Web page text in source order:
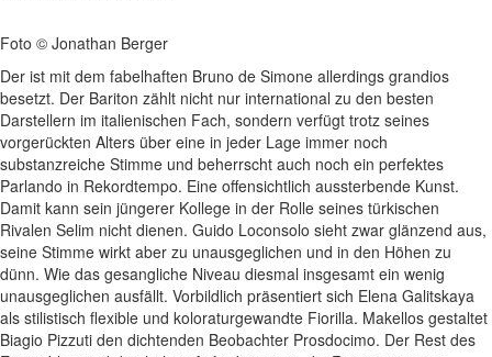
Foto © Jonathan Berger
Der ist mit dem fabelhaften Bruno de Simone allerdings grandios
besetzt. Der Bariton zählt nicht nur international zu den besten
Darstellern im italienischen Fach, sondern verfügt trotz seines
vorgerückten Alters über eine in jeder Lage immer noch
substanzreiche Stimme und beherrscht auch noch ein perfektes
Parlando in Rekordtempo. Eine offensichtlich aussterbende Kunst.
Damit kann sein jüngerer Kollege in der Rolle seines türkischen
Rivalen Selim nicht dienen. Guido Loconsolo sieht zwar glänzend aus,
seine Stimme wirkt aber zu unausgeglichen und in den Höhen zu
dünn. Wie das gesangliche Niveau diesmal insgesamt ein wenig
unausgeglichen ausfällt. Vorbildlich präsentiert sich Elena Galitskaya
als stilistisch flexible und koloraturgewandte Fiorilla. Makellos gestaltet
Biagio Pizzuti den dichtenden Beobachter Prosdocimo. Der Rest des